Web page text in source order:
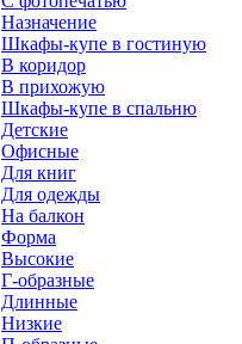
Назначение
Шкафы-купе в гостиную
В коридор
В прихожую
Шкафы-купе в спальню
Детские
Офисные
Для книг
Для одежды
На балкон
Форма
Высокие
Г-образные
Длинные
Низкие